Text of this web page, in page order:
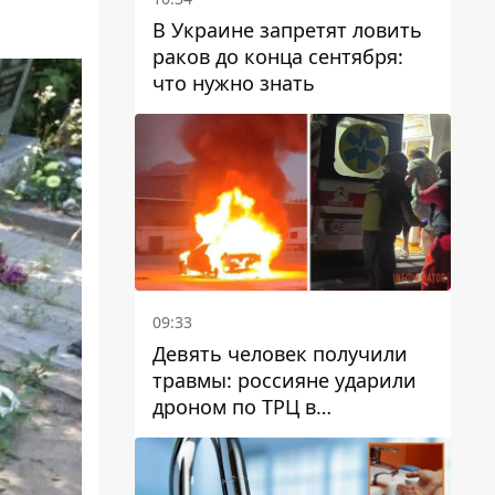
В Украине запретят ловить
раков до конца сентября:
что нужно знать
09:33
Девять человек получили
травмы: россияне ударили
дроном по ТРЦ в
Павлограде, будет ли
работать заведение в
дальнейшем